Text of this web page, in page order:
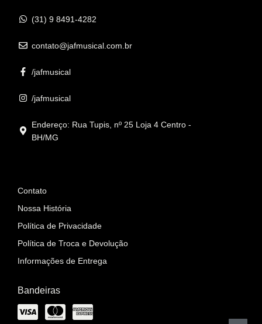
(31) 9 8491-4282
contato@jafmusical.com.br
/jafmusical
/jafmusical
Endereço: Rua Tupis, nº 25 Loja 4 Centro -
BH/MG
Contato
Nossa História
Política de Privacidade
Política de Troca e Devolução
Informações de Entrega
Bandeiras